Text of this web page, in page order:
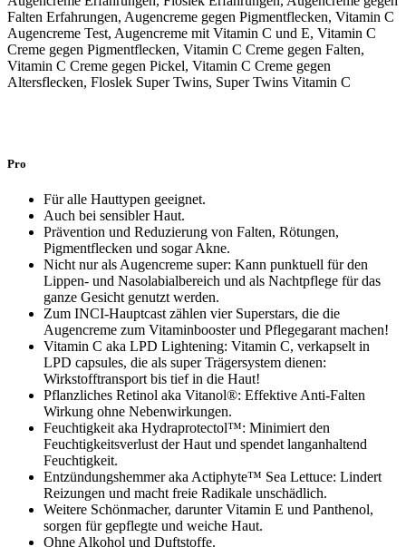
Pro
Für alle Hauttypen geeignet.
Auch bei sensibler Haut.
Prävention und Reduzierung von Falten, Rötungen,
Pigmentflecken und sogar Akne.
Nicht nur als Augencreme super: Kann punktuell für den
Lippen- und Nasolabialbereich und als Nachtpflege für das
ganze Gesicht genutzt werden.
Zum INCI-Hauptcast zählen vier Superstars, die die
Augencreme zum Vitaminbooster und Pflegegarant machen!
Vitamin C aka LPD Lightening: Vitamin C, verkapselt in
LPD capsules, die als super Trägersystem dienen:
Wirkstofftransport bis tief in die Haut!
Pflanzliches Retinol aka Vitanol®: Effektive Anti-Falten
Wirkung ohne Nebenwirkungen.
Feuchtigkeit aka Hydraprotectol™: Minimiert den
Feuchtigkeitsverlust der Haut und spendet langanhaltend
Feuchtigkeit.
Entzündungshemmer aka Actiphyte™ Sea Lettuce: Lindert
Reizungen und macht freie Radikale unschädlich.
Weitere Schönmacher, darunter Vitamin E und Panthenol,
sorgen für gepflegte und weiche Haut.
Ohne Alkohol und Duftstoffe.